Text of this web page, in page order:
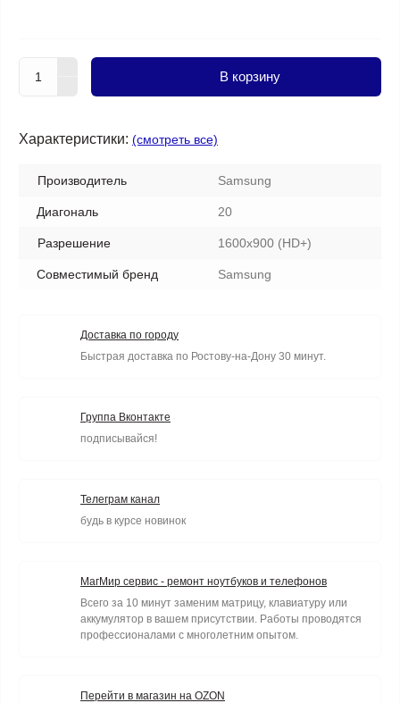
В корзину
Характеристики: (смотреть все)
Производитель Samsung
Диагональ 20
Разрешение 1600x900 (HD+)
Совместимый бренд Samsung
Доставка по городу
Быстрая доставка по Ростову-на-Дону 30 минут.
Группа Вконтакте
подписывайся!
Телеграм канал
будь в курсе новинок
МагМир сервис - ремонт ноутбуков и телефонов
Всего за 10 минут заменим матрицу, клавиатуру или
аккумулятор в вашем присутствии. Работы проводятся
профессионалами с многолетним опытом.
Перейти в магазин на OZON